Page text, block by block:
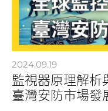
2024.09.19
監視器原理解析
臺灣安防市場發